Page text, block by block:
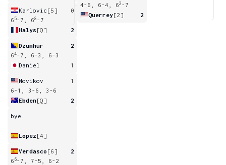
Karlovic [5]
0
6 5-7, 68 -7
Halys [Q] 2
Dzumhur
2
64-7, 6-3, 6-3
Daniel
1
Novikov
1
6-1, 3-6, 3-6
Ebden[Q] 2
bye
Lopez [4]
Verdasco [6]
2
6 6-7, 7-5, 6-2
4-6, 6-4, 62 -7
Querrey[2] 2